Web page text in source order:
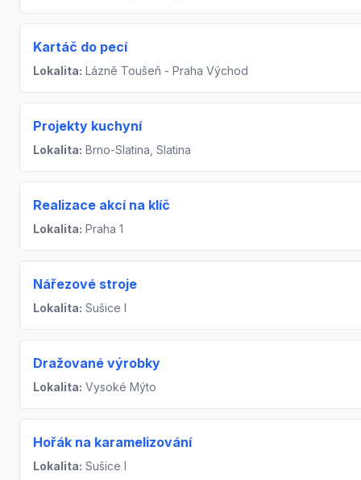
Kartáč do pecí
Lokalita: Lázně Toušeň - Praha Východ
Projekty kuchyní
Lokalita: Brno-Slatina, Slatina
Realizace akcí na klíč
Lokalita: Praha 1
Nářezové stroje
Lokalita: Sušice I
Dražované výrobky
Lokalita: Vysoké Mýto
Hořák na karamelizování
Lokalita: Sušice I